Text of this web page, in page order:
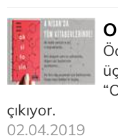
çıkıyor.
02.04.2019